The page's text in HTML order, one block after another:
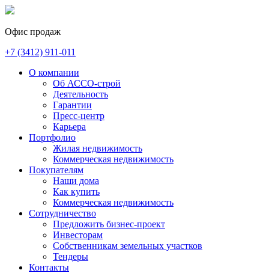
Офис продаж
+7 (3412) 911-011
О компании
Об АССО-строй
Деятельность
Гарантии
Пресс-центр
Карьера
Портфолио
Жилая недвижимость
Коммерческая недвижимость
Покупателям
Наши дома
Как купить
Коммерческая недвижимость
Сотрудничество
Предложить бизнес-проект
Инвесторам
Собственникам земельных участков
Тендеры
Контакты